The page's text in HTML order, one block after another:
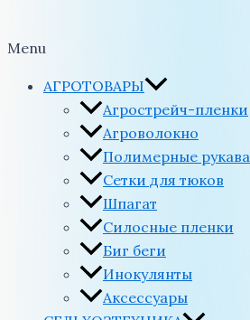
Menu
АГРОТОВАРЫ
Агрострейч-пленки
Агроволокно
Полимерные рукава
Сетки для тюков
Шпагат
Силосные пленки
Биг беги
Инокулянты
Аксессуары